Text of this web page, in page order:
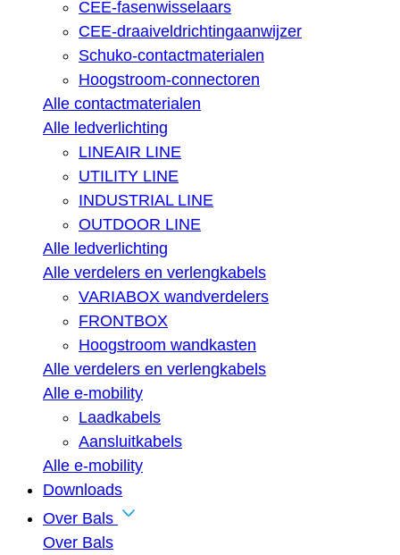
CEE-fasenwisselaars
CEE-draaiveldrichtingaanwijzer
Schuko-contactmaterialen
Hoogstroom-connectoren
Alle contactmaterialen
Alle ledverlichting
LINEAIR LINE
UTILITY LINE
INDUSTRIAL LINE
OUTDOOR LINE
Alle ledverlichting
Alle verdelers en verlengkabels
VARIABOX wandverdelers
FRONTBOX
Hoogstroom wandkasten
Alle verdelers en verlengkabels
Alle e-mobility
Laadkabels
Aansluitkabels
Alle e-mobility
Downloads
Over Bals
Over Bals